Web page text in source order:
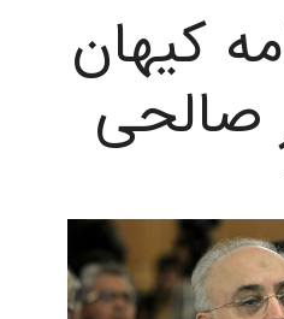
کیهان
صالحی